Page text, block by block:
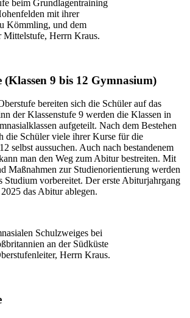
beim Grundlagentraining
mit ihrer
Kömmling, und dem
Mittelstufe, Herrn Kraus.
(Klassen 9 bis 12 Gymnasium)
bereiten sich die Schüler auf das
der Klassenstufe 9 werden die Klassen in
aufgeteilt. Nach dem Bestehen
die Schüler viele ihrer Kurse für die
selbst aussuchen. Auch nach bestandenem
man den Weg zum Abitur bestreiten. Mit
Maßnahmen zur Studienorientierung werden
Studium vorbereitet. Der erste Abiturjahrgang
das Abitur ablegen.
Schulzweiges bei
an der Südküste
Herrn Kraus.